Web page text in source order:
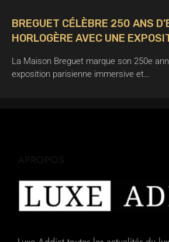
BREGUET CÉLÈBRE 250 ANS
HORLOGÈRE AVEC UNE
La Maison Breguet marque son 250e
exposition parisienne immersive et…